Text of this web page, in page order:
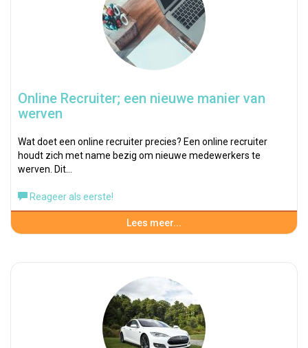
Online Recruiter; een nieuwe manier van
werven
Wat doet een online recruiter precies? Een online recruiter
houdt zich met name bezig om nieuwe medewerkers te
werven. Dit…
Reageer als eerste!
Lees meer...